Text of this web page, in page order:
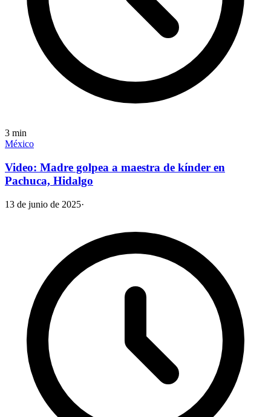
3 min
México
Video: Madre golpea a maestra de kínder en
Pachuca, Hidalgo
13 de junio de 2025·